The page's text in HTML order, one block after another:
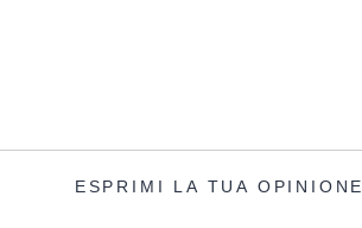
ESPRIMI LA TUA OPINIONE